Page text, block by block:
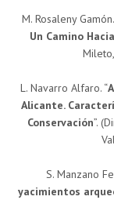
M. Rosaleny
Un Camino
L. Navarro Alfaro. “
Alicante.
Conservación”.
S. Manzano
yacimientos